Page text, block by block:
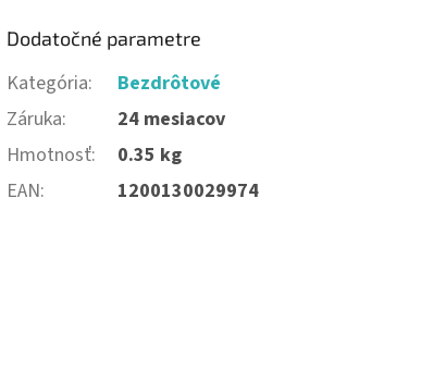
Dodatočné parametre
Kategória:
Bezdrôtové
Záruka:
24 mesiacov
Hmotnosť:
0.35 kg
EAN: 1200130029974